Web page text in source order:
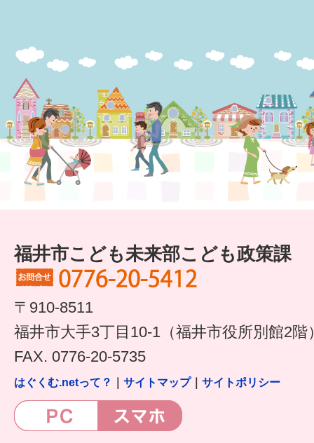
福井市こども未来部こども政策課
〒910-8511
福井市大手3丁目10-1（福井市役所別館2階
FAX. 0776-20-5735
はぐくむ.netって？ サイトマップ｜ サイトポリシー